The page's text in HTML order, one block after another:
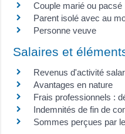
Couple marié ou pacsé
Parent isolé avec au
Personne veuve
Salaires et
Revenus d'activité
Avantages en nature
Frais professionnels :
Indemnités de fin de
Sommes perçues par